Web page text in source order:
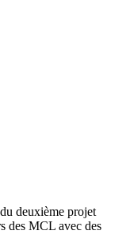
deuxième projet
des MCL avec des